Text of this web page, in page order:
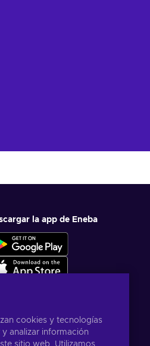
la app de Eneba
cookies y tecnologías
analizar información
sitio web. Utilizamos